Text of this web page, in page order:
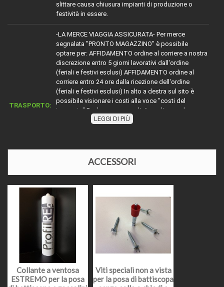
slittare causa chiusura impianti di produzione o
festività in essere.
TRASPORTO:
-LA MERCE VIAGGIA ASSICURATA- Per merce
segnalata "PRONTO MAGAZZINO" è possibile
optare per: AFFIDAMENTO ordine al corriere a nostra
discrezione entro 5 giorni lavorativi dall'ordine
(feriali e festivi esclusi) AFFIDAMENTO ordine al
corriere entro 24 ore dalla ricezione dell'ordine
(feriali e festivi esclusi) In alto a destra sul sito è
possibile visionare i costi alla voce "costi del
trasporto" Per la merce con diciture diverse da
"merce pronto magazzino" attenersi indicativamente
tempi di affidamento al corriere. Nel periodo di
Agosto e nelle festività natalizie l'affidamento della
merce ai corrieri potrebbe slittare causa chiusura
impianti di produzione o festività in essere.
DESCRIZIONE
Lotto unico da 30 metri di battiscopa hdf in legno
massello bordo quadro grezzo cm 100 x mm 13.
MATERIALE
ALTEZZA 7,5 cm
LEGGI DI PIÙ
ACCESSORI
Collante a ventosa
ESTREMO per la posa
Viti speciali non a vista
per la posa di battiscopa